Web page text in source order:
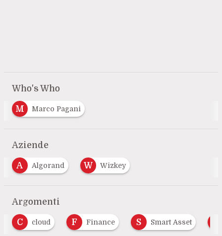
Who's Who
M Marco Pagani
Aziende
A Algorand W Wizkey
Argomenti
C cloud F Finance S Smart Asset